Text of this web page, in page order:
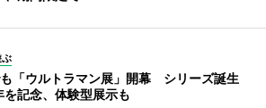
ぶ
「ウルトラマン展」開幕 シリーズ誕生
記念、体験型展示も